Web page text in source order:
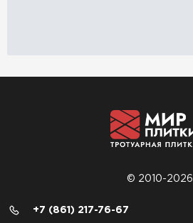
© 2010-2026
+7 (861) 217-76-67